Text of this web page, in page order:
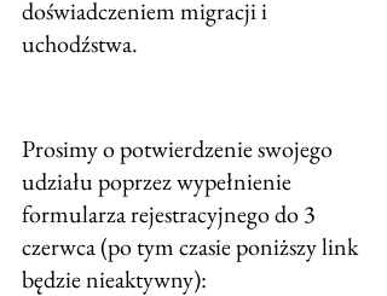
doświadczeniem migracji i
uchodźstwa.
Prosimy o potwierdzenie swojego
udziału poprzez wypełnienie
formularza rejestracyjnego do 3
czerwca (po tym czasie poniższy link
będzie nieaktywny):